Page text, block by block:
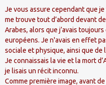
Je vous assure cependant que
me trouve tout d’abord devant
Arabes, alors que j’avais
européens. Je n'avais en effet
sociale et physique, ainsi que de
Je connaissais la vie et la mort
je lisais un récit inconnu.
Comme première image, avant